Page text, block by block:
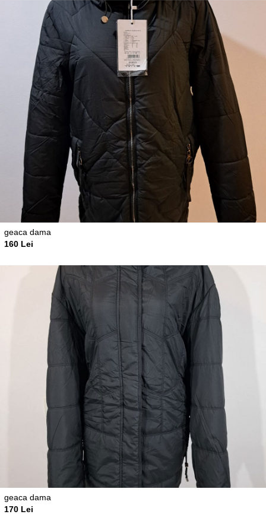
geaca dama
160 Lei
geaca dama
170 Lei